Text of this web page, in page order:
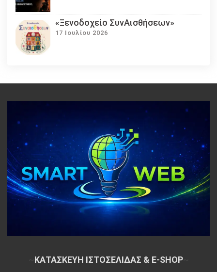
«Ξενοδοχείο ΣυνΑισθήσεων»
17 Ιουλίου 2026
ΚΑΤΑΣΚΕΥΗ ΙΣΤΟΣΕΛΙΔΑΣ & E-SHOP~